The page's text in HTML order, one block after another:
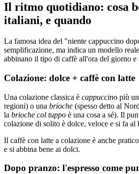
Il ritmo quotidiano: cosa
italiani, e quando
La famosa idea del "niente cappuccino
semplificazione, ma indica un modello
abbinano il tipo di caffè all'ora del giorno e
Colazione: dolce + caffè con latte
Una colazione classica è cappuccino più un
regioni) o una brioche (spesso detto al
la brioche col tuppo è una cosa a sé). Il
colazione di solito è dolce, veloce e si fa al
Il caffè con latte a colazione è anche
e si abbina bene ai dolci.
Dopo pranzo: l'espresso come